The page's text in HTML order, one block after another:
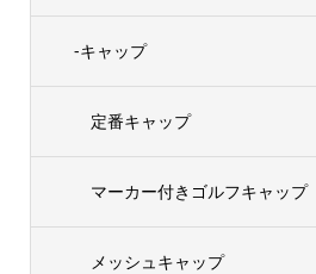
-キャップ
定番キャップ
マーカー付きゴルフキャップ
メッシュキャップ